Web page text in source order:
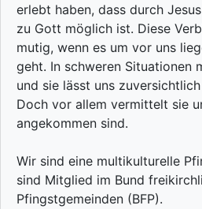
erlebt haben, dass durch
zu Gott möglich ist. Diese
mutig, wenn es um vor uns
geht. In schweren Situationen
und sie lässt uns
Doch vor allem vermittelt sie
angekommen sind.
Wir sind eine multikulturelle
sind Mitglied im Bund
Pfingstgemeinden (BFP).